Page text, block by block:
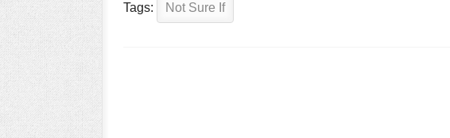
Tags: Not Sure If